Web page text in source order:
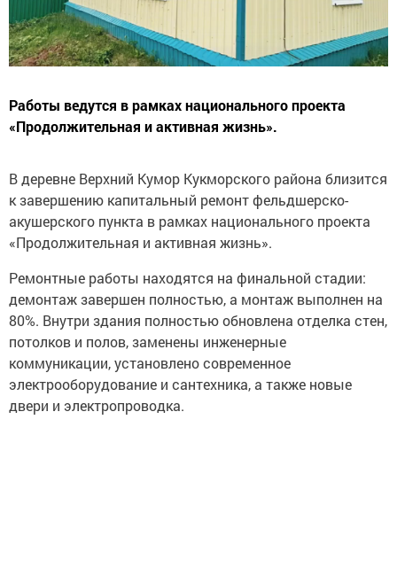
Работы ведутся в рамках национального проекта
«Продолжительная и активная жизнь».
В деревне Верхний Кумор Кукморского района близится
к завершению капитальный ремонт фельдшерско-
акушерского пункта в рамках национального проекта
«Продолжительная и активная жизнь».
Ремонтные работы находятся на финальной стадии:
демонтаж завершен полностью, а монтаж выполнен на
80%. Внутри здания полностью обновлена отделка стен,
потолков и полов, заменены инженерные
коммуникации, установлено современное
электрооборудование и сантехника, а также новые
двери и электропроводка.